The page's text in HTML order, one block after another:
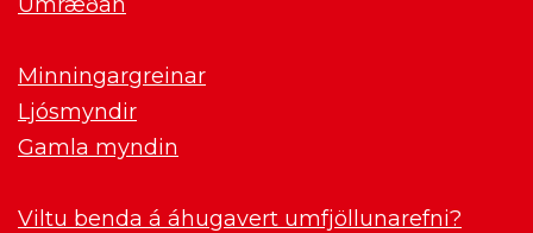
Minningargreinar
Ljósmyndir
Gamla myndin
Viltu benda á áhugavert umfjöllunarefni?